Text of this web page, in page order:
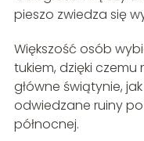
pieszo zwiedza się
Większość osób
tukiem, dzięki
główne świątynie,
odwiedzane ruiny
północnej.